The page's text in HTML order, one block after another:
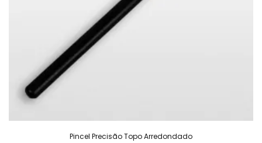
Pincel Precisão Topo Arredondado